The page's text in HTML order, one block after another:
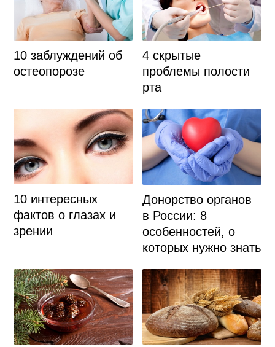
10 заблуждений об
остеопорозе
4 скрытые
проблемы полости
рта
10 интересных
фактов о глазах и
зрении
Донорство органов
в России: 8
особенностей, о
которых нужно знать